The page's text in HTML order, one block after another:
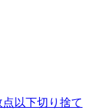
点以下切り捨て